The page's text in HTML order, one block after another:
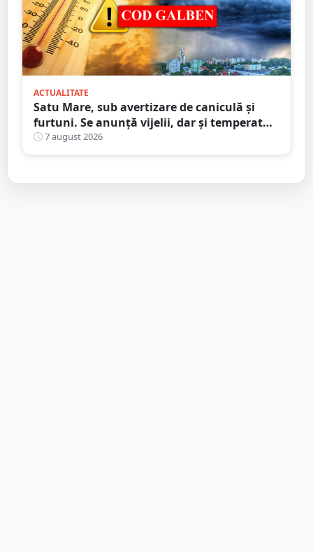
ACTUALITATE
Satu Mare, sub avertizare de caniculă și
furtuni. Se anunță vijelii, dar și temperaturi
ridicate. Avertizarea ANM
7 august 2026